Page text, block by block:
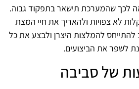
לכך שהמערכת תישאר בתפקוד גבוה.
לא צפויות ולהאריך את חיי המצת
להמלצות היצרן ולבצע את כל
לשפר את הביצועים.
של סביבה